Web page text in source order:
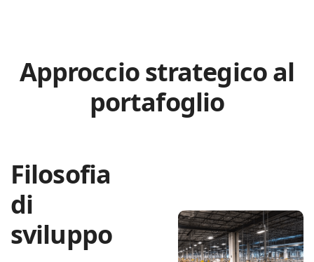
Approccio strategico al
portafoglio
Filosofia
di
sviluppo